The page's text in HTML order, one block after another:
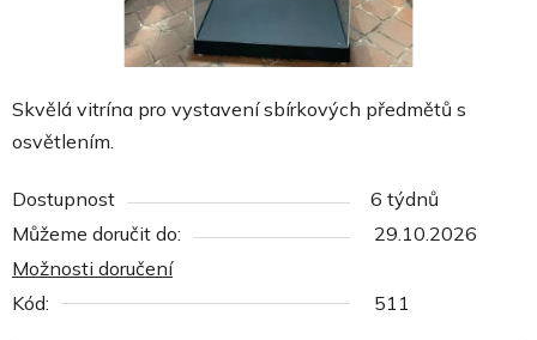
Skvělá vitrína pro vystavení sbírkových předmětů s
osvětlením.
Dostupnost
6 týdnů
Můžeme doručit do:
29.10.2026
Možnosti doručení
Kód:
511